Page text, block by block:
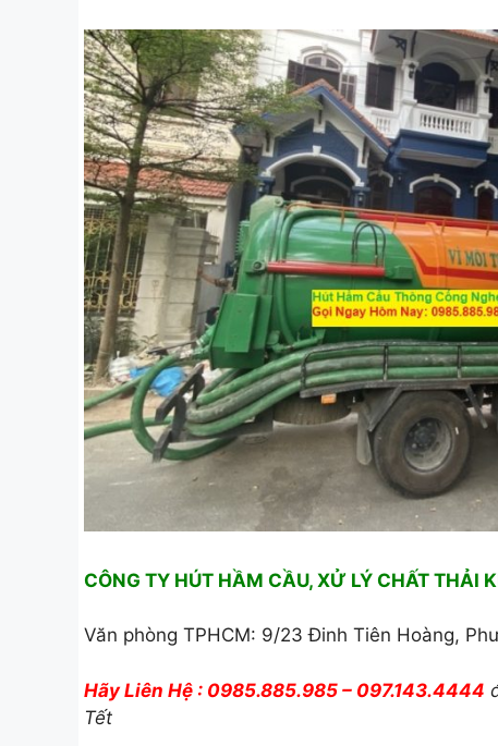
CÔNG TY HÚT HẦM CẦU, XỬ LÝ CHẤT THẢI
Văn phòng TPHCM: 9/23 Đinh Tiên Hoàng,
Hãy Liên Hệ : 0985.885.985 – 097.143.4444
Tết